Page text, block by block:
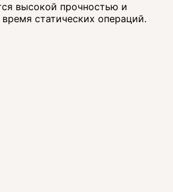
высокой прочностью и
статических операций.